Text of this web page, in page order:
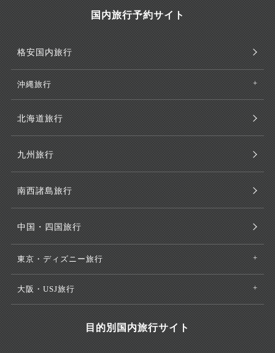
国内旅行予約サイト
格安国内旅行
沖縄旅行
北海道旅行
九州旅行
南西諸島旅行
中国・四国旅行
東京・ディズニー旅行
大阪・USJ旅行
目的別国内旅行サイト